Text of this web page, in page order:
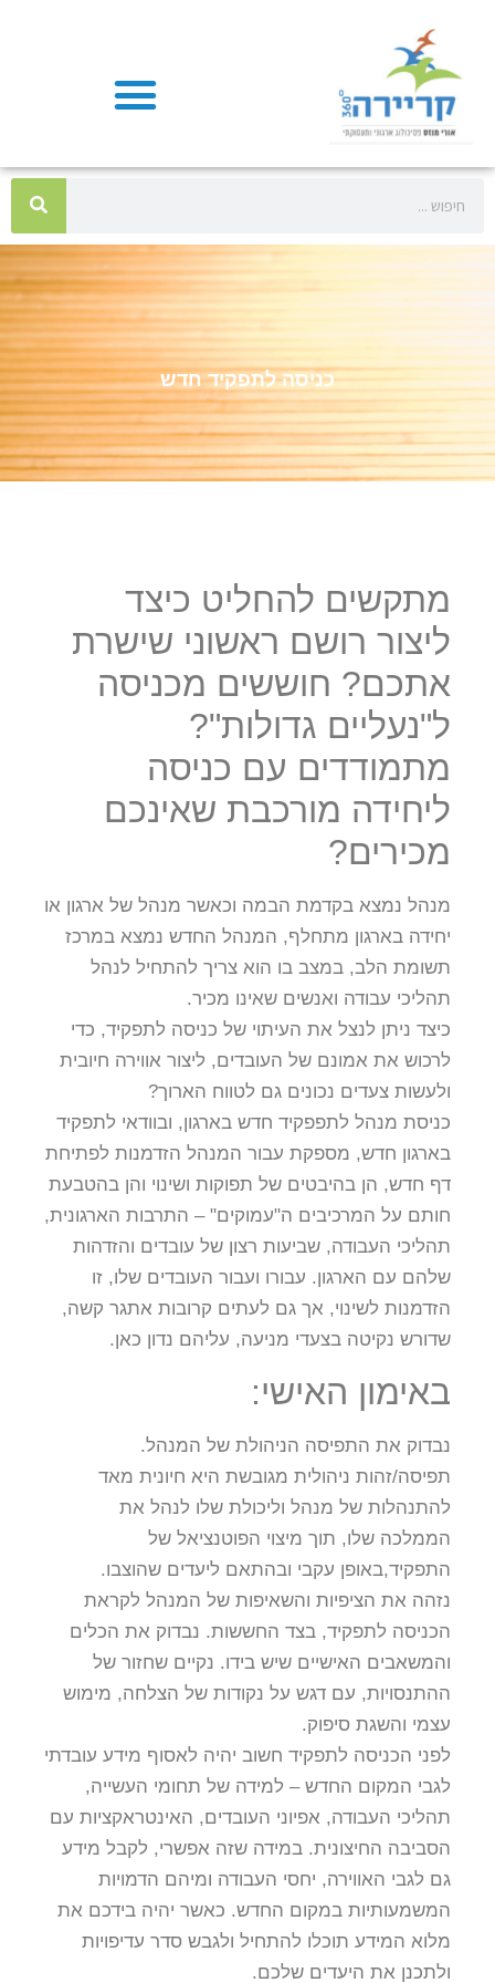
כניסה לתפקיד חדש
מתקשים להחליט כיצד
ליצור רושם ראשוני שישרת
אתכם? חוששים מכניסה
ל"נעליים גדולות"?
מתמודדים עם כניסה
ליחידה מורכבת שאינכם
מכירים?
מנהל נמצא בקדמת הבמה וכאשר מנהל של ארגון או
יחידה בארגון מתחלף, המנהל החדש נמצא במרכז
תשומת הלב, במצב בו הוא צריך להתחיל לנהל
תהליכי עבודה ואנשים שאינו מכיר.
כיצד ניתן לנצל את העיתוי של כניסה לתפקיד, כדי
לרכוש את אמונם של העובדים, ליצור אווירה חיובית
ולעשות צעדים נכונים גם לטווח הארוך?
כניסת מנהל לתפפקיד חדש בארגון, ובוודאי לתפקיד
בארגון חדש, מספקת עבור המנהל הזדמנות לפתיחת
דף חדש, הן בהיבטים של תפוקות ושינוי והן בהטבעת
חותם על המרכיבים ה"עמוקים" – התרבות הארגונית,
תהליכי העבודה, שביעות רצון של עובדים והזדהות
שלהם עם הארגון. עבורו ועבור העובדים שלו, זו
הזדמנות לשינוי, אך גם לעתים קרובות אתגר קשה,
שדורש נקיטה בצעדי מניעה, עליהם נדון כאן.
באימון האישי:
נבדוק את התפיסה הניהולת של המנהל.
תפיסה/זהות ניהולית מגובשת היא חיונית מאד
להתנהלות של מנהל וליכולת שלו לנהל את
הממלכה שלו, תוך מיצוי הפוטנציאל של
התפקיד,באופן עקבי ובהתאם ליעדים שהוצבו.
נזהה את הציפיות והשאיפות של המנהל לקראת
הכניסה לתפקיד, בצד החששות. נבדוק את הכלים
והמשאבים האישיים שיש בידו. נקיים שחזור של
ההתנסויות, עם דגש על נקודות של הצלחה, מימוש
עצמי והשגת סיפוק.
לפני הכניסה לתפקיד חשוב יהיה לאסוף מידע עובדתי
לגבי המקום החדש – למידה של תחומי העשייה,
תהליכי העבודה, אפיוני העובדים, האינטראקציות עם
הסביבה החיצונית. במידה שזה אפשרי, לקבל מידע
גם לגבי האווירה, יחסי העבודה ומיהם הדמויות
המשמעותיות במקום החדש. כאשר יהיה בידכם את
מלוא המידע תוכלו להתחיל ולגבש סדר עדיפויות
ולתכנן את היעדים שלכם.